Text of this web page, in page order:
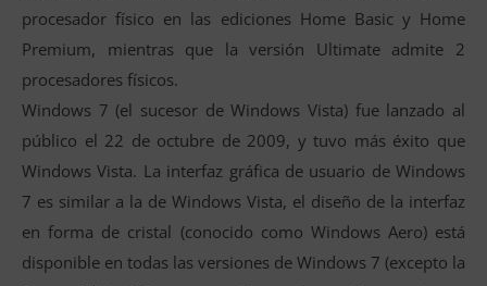
procesador físico en las ediciones Home Basic y Home
Premium, mientras que la versión Ultimate admite 2
procesadores físicos.
Windows 7 (el sucesor de Windows Vista) fue lanzado al
público el 22 de octubre de 2009, y tuvo más éxito que
Windows Vista. La interfaz gráfica de usuario de Windows
7 es similar a la de Windows Vista, el diseño de la interfaz
en forma de cristal (conocido como Windows Aero) está
disponible en todas las versiones de Windows 7 (excepto la